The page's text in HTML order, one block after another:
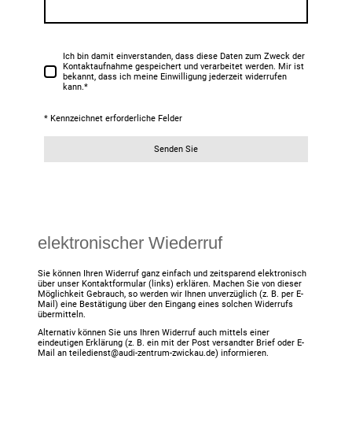
Ich bin damit einverstanden, dass diese Daten zum Zweck der
Kontaktaufnahme gespeichert und verarbeitet werden. Mir ist
bekannt, dass ich meine Einwilligung jederzeit widerrufen
kann.*
* Kennzeichnet erforderliche Felder
Senden Sie
elektronischer Wiederruf
Sie können Ihren Widerruf ganz einfach und zeitsparend elektronisch
über unser Kontaktformular (links) erklären. Machen Sie von dieser
Möglichkeit Gebrauch, so werden wir Ihnen unverzüglich (z. B. per E-
Mail) eine Bestätigung über den Eingang eines solchen Widerrufs
übermitteln.
Alternativ können Sie uns Ihren Widerruf auch mittels einer
eindeutigen Erklärung (z. B. ein mit der Post versandter Brief oder E-
Mail an teiledienst@audi-zentrum-zwickau.de) informieren.